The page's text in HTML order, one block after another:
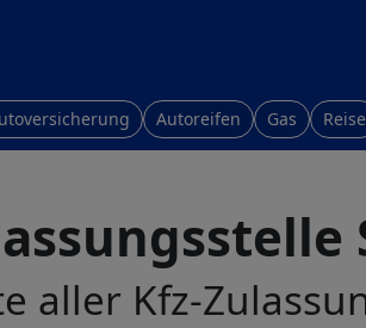
Autoreifen Gas Reise
aller Kfz-